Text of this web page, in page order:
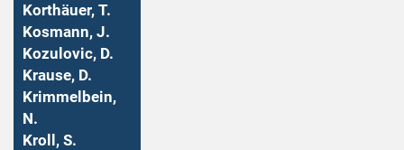
Korthäuer, T.
Kosmann, J.
Kozulovic, D.
Krause, D.
Krimmelbein,
N.
Kroll, S.